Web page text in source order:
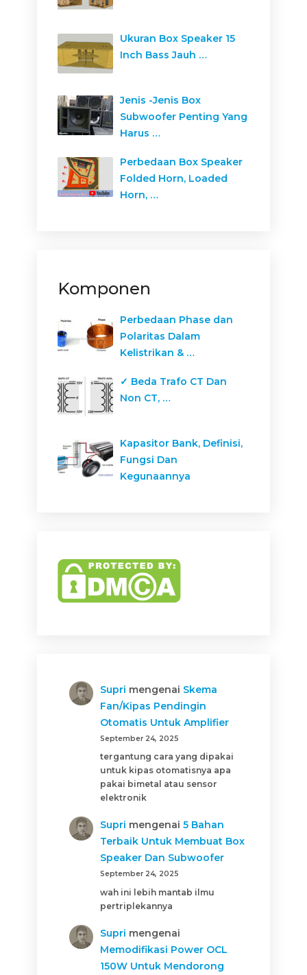
Ukuran Box Speaker 15
Inch Bass Jauh …
Jenis -Jenis Box
Subwoofer Penting Yang
Harus …
Perbedaan Box Speaker
Folded Horn, Loaded
Horn, …
Komponen
Perbedaan Phase dan
Polaritas Dalam
Kelistrikan & …
✓ Beda Trafo CT Dan
Non CT, …
Kapasitor Bank, Definisi,
Fungsi Dan
Kegunaannya
Supri mengenai Skema
Fan/Kipas Pendingin
Otomatis Untuk Amplifier
September 24, 2025
tergantung cara yang dipakai
untuk kipas otomatisnya apa
pakai bimetal atau sensor
elektronik
Supri mengenai5 Bahan
Terbaik Untuk Membuat Box
Speaker Dan Subwoofer
September 24, 2025
wah ini lebih mantab ilmu
pertriplekannya
Supri mengenai
Memodifikasi Power OCL
150W Untuk Mendorong